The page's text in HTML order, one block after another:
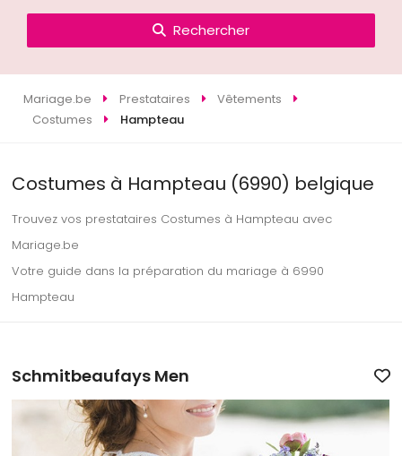
Rechercher
Mariage.be Prestataires
Vêtements
Costumes
Hampteau
Costumes à Hampteau (6990) belgique
Trouvez vos prestataires Costumes à Hampteau avec
Mariage.be
Votre guide dans la préparation du mariage à 6990
Hampteau
Schmitbeaufays Men